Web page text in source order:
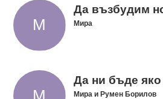
Да възбудим
Мира
Да ни бъде яко
Мира и Румен Борилов